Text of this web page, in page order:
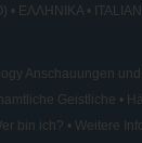
ΕΛΛΗΝΙΚA
Anschauungen und
Geistliche
bin ich? Weitere